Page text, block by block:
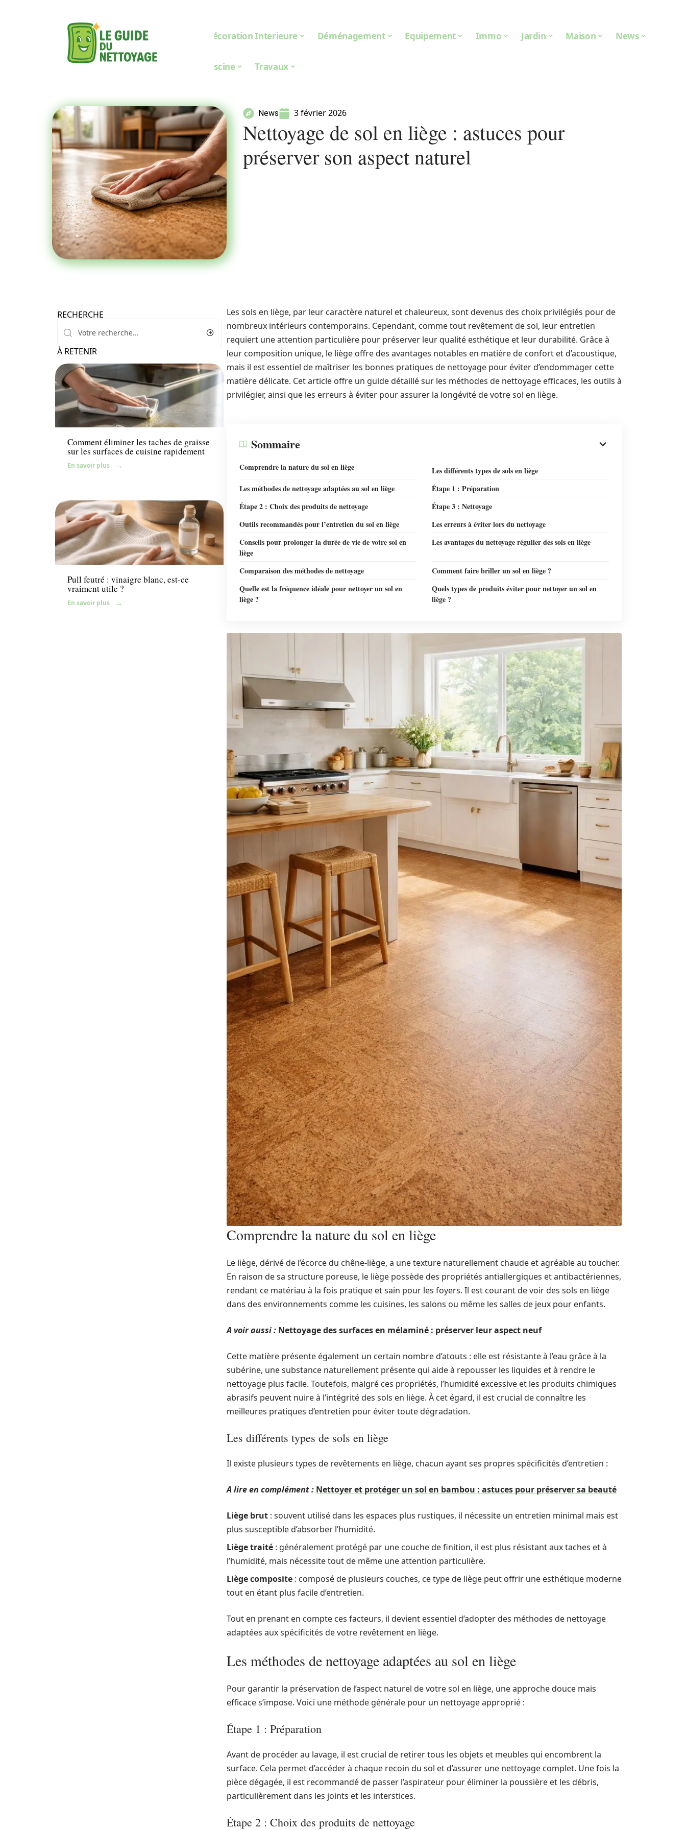
Décoration Interieure Déménagement Equipement Immo Jardin Maison News
Piscine Travaux
News 3 février 2026
Nettoyage de sol en liège : astuces pour
préserver son aspect naturel
RECHERCHE
À RETENIR
Maison
Comment éliminer les taches de graisse
sur les surfaces de cuisine rapidement
En savoir plus
Maison
Pull feutré : vinaigre blanc, est-ce
vraiment utile ?
En savoir plus
Les sols en liège, par leur caractère naturel et chaleureux, sont devenus des choix privilégiés pour de
nombreux intérieurs contemporains. Cependant, comme tout revêtement de sol, leur entretien
requiert une attention particulière pour préserver leur qualité esthétique et leur durabilité. Grâce à
leur composition unique, le liège offre des avantages notables en matière de confort et d’acoustique,
mais il est essentiel de maîtriser les bonnes pratiques de nettoyage pour éviter d’endommager cette
matière délicate. Cet article offre un guide détaillé sur les méthodes de nettoyage efficaces, les outils à
privilégier, ainsi que les erreurs à éviter pour assurer la longévité de votre sol en liège.
Sommaire
Comprendre la nature du sol en liège
Les différents types de sols en liège
Les méthodes de nettoyage adaptées au sol en liège
Étape 1 : Préparation
Étape 2 : Choix des produits de nettoyage
Étape 3 : Nettoyage
Outils recommandés pour l’entretien du sol en liège
Les erreurs à éviter lors du nettoyage
Conseils pour prolonger la durée de vie de votre sol en
liège
Les avantages du nettoyage régulier des sols en liège
Comparaison des méthodes de nettoyage
Comment faire briller un sol en liège ?
Quelle est la fréquence idéale pour nettoyer un sol en
liège ?
Quels types de produits éviter pour nettoyer un sol en
liège ?
Comprendre la nature du sol en liège
Le liège, dérivé de l’écorce du chêne-liège, a une texture naturellement chaude et agréable au toucher.
En raison de sa structure poreuse, le liège possède des propriétés antiallergiques et antibactériennes,
rendant ce matériau à la fois pratique et sain pour les foyers. Il est courant de voir des sols en liège
dans des environnements comme les cuisines, les salons ou même les salles de jeux pour enfants.
A voir aussi : Nettoyage des surfaces en mélaminé : préserver leur aspect neuf
Cette matière présente également un certain nombre d’atouts : elle est résistante à l’eau grâce à la
subérine, une substance naturellement présente qui aide à repousser les liquides et à rendre le
nettoyage plus facile. Toutefois, malgré ces propriétés, l’humidité excessive et les produits chimiques
abrasifs peuvent nuire à l’intégrité des sols en liège. À cet égard, il est crucial de connaître les
meilleures pratiques d’entretien pour éviter toute dégradation.
Les différents types de sols en liège
Il existe plusieurs types de revêtements en liège, chacun ayant ses propres spécificités d’entretien :
A lire en complément : Nettoyer et protéger un sol en bambou : astuces pour préserver sa beauté
Liège brut : souvent utilisé dans les espaces plus rustiques, il nécessite un entretien minimal mais est
plus susceptible d’absorber l’humidité.
Liège traité : généralement protégé par une couche de finition, il est plus résistant aux taches et à
l’humidité, mais nécessite tout de même une attention particulière.
Liège composite : composé de plusieurs couches, ce type de liège peut offrir une esthétique moderne
tout en étant plus facile d’entretien.
Tout en prenant en compte ces facteurs, il devient essentiel d’adopter des méthodes de nettoyage
adaptées aux spécificités de votre revêtement en liège.
Les méthodes de nettoyage adaptées au sol en liège
Pour garantir la préservation de l’aspect naturel de votre sol en liège, une approche douce mais
efficace s’impose. Voici une méthode générale pour un nettoyage approprié :
Étape 1 : Préparation
Avant de procéder au lavage, il est crucial de retirer tous les objets et meubles qui encombrent la
surface. Cela permet d’accéder à chaque recoin du sol et d’assurer une nettoyage complet. Une fois la
pièce dégagée, il est recommandé de passer l’aspirateur pour éliminer la poussière et les débris,
particulièrement dans les joints et les interstices.
Étape 2 : Choix des produits de nettoyage